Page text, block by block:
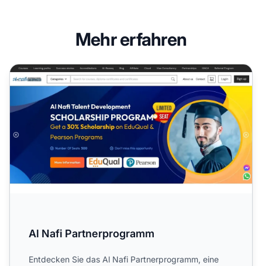
Mehr erfahren
Al Nafi Partnerprogramm
Al Nafi Partnerprogramm
Entdecken Sie das Al Nafi Partnerprogramm, eine